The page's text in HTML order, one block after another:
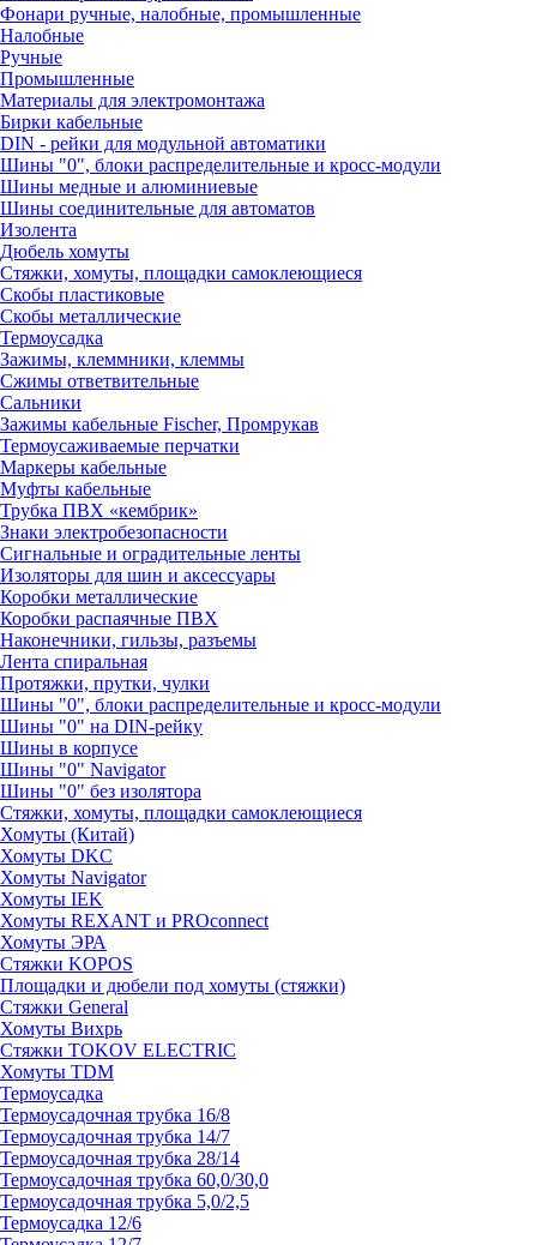
Фонари ручные, налобные, промышленные
Налобные
Ручные
Промышленные
Материалы для электромонтажа
Бирки кабельные
DIN - рейки для модульной автоматики
Шины "0", блоки распределительные и кросс-модули
Шины медные и алюминиевые
Шины соединительные для автоматов
Изолента
Дюбель хомуты
Стяжки, хомуты, площадки самоклеющиеся
Скобы пластиковые
Скобы металлические
Термоусадка
Зажимы, клеммники, клеммы
Сжимы ответвительные
Сальники
Зажимы кабельные Fischer, Промрукав
Термоусаживаемые перчатки
Маркеры кабельные
Муфты кабельные
Трубка ПВХ «кембрик»
Знаки электробезопасности
Сигнальные и оградительные ленты
Изоляторы для шин и аксессуары
Коробки металлические
Коробки распаячные ПВХ
Наконечники, гильзы, разъемы
Лента спиральная
Протяжки, прутки, чулки
Шины "0", блоки распределительные и кросс-модули
Шины "0" на DIN-рейку
Шины в корпусе
Шины "0" Navigator
Шины "0" без изолятора
Стяжки, хомуты, площадки самоклеющиеся
Хомуты (Китай)
Хомуты DKC
Хомуты Navigator
Хомуты IEK
Хомуты REXANT и PROconnect
Хомуты ЭРА
Стяжки KOPOS
Площадки и дюбели под хомуты (стяжки)
Стяжки General
Хомуты Вихрь
Стяжки TOKOV ELECTRIC
Хомуты TDM
Термоусадка
Термоусадочная трубка 16/8
Термоусадочная трубка 14/7
Термоусадочная трубка 28/14
Термоусадочная трубка 60,0/30,0
Термоусадочная трубка 5,0/2,5
Термоусадка 12/6